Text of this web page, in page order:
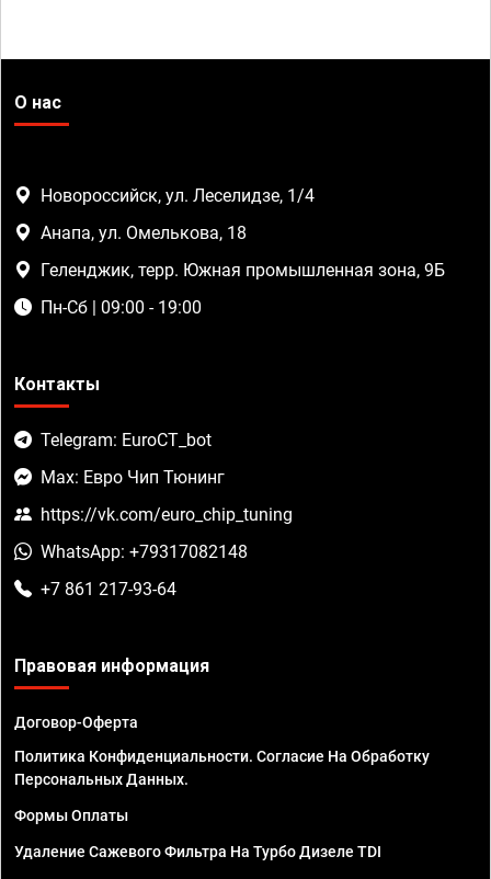
О нас
Новороссийск, ул. Леселидзе, 1/4
Анапа, ул. Омелькова, 18
Геленджик, терр. Южная промышленная зона, 9Б
Пн-Сб | 09:00 - 19:00
Контакты
Telegram: EuroCT_bot
Max: Евро Чип Тюнинг
https://vk.com/euro_chip_tuning
WhatsApp: +79317082148
+7 861 217-93-64
Правовая информация
Договор-Оферта
Политика Конфиденциальности. Согласие На Обработку
Персональных Данных.
Формы Оплаты
Удаление Сажевого Фильтра На Турбо Дизеле TDI